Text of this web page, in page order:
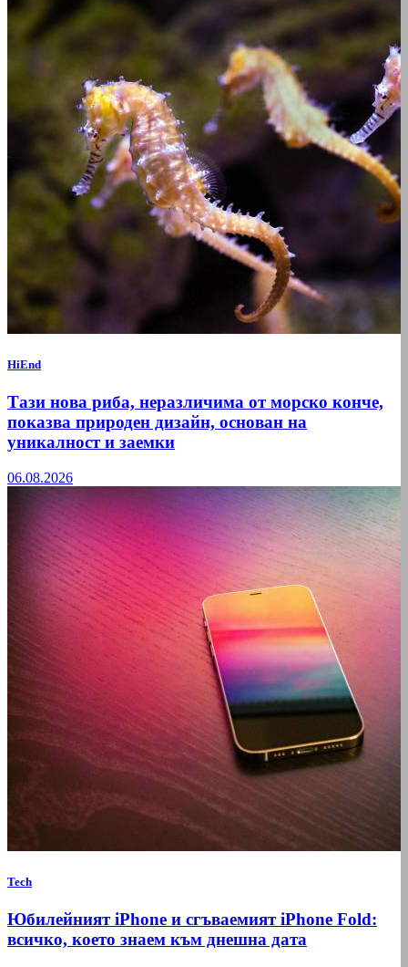
HiEnd
Тази нова риба, неразличима от морско конче,
показва природен дизайн, основан на
уникалност и заемки
06.08.2026
Tech
Юбилейният iPhone и сгъваемият iPhone Fold:
всичко, което знаем към днешна дата